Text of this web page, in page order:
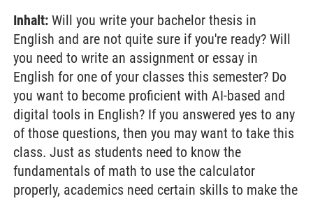
Inhalt: Will you write your bachelor thesis in
English and are not quite sure if you're ready? Will
you need to write an assignment or essay in
English for one of your classes this semester? Do
you want to become proficient with AI-based and
digital tools in English? If you answered yes to any
of those questions, then you may want to take this
class. Just as students need to know the
fundamentals of math to use the calculator
properly, academics need certain skills to make the